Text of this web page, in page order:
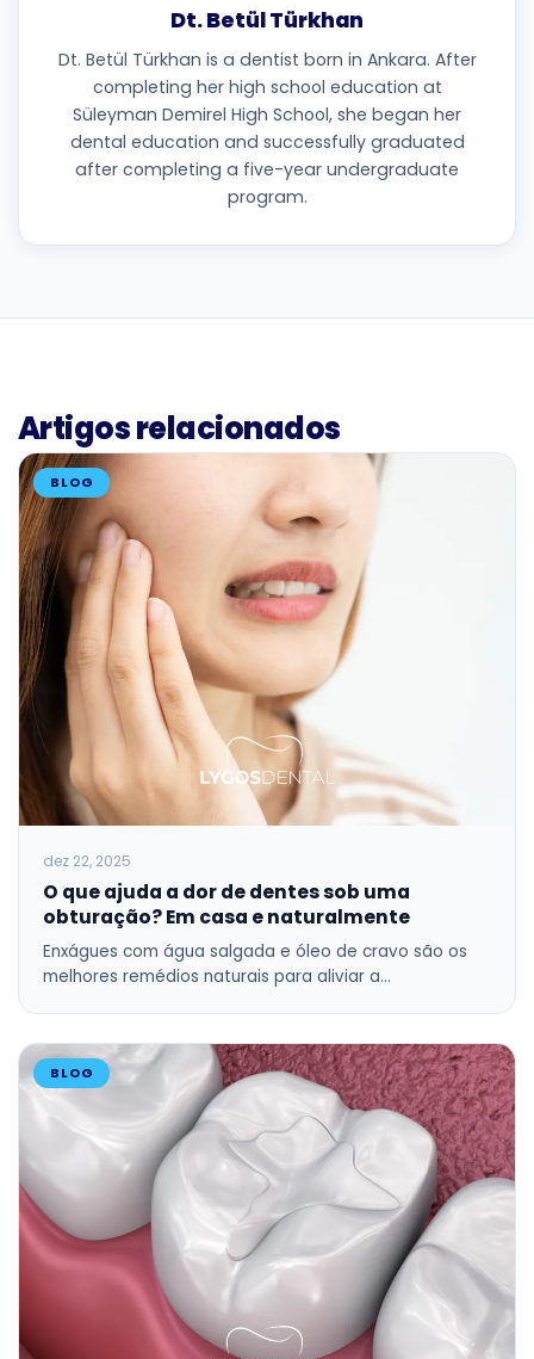
Dt. Betül Türkhan
Dt. Betül Türkhan is a dentist born in Ankara. After
completing her high school education at
Süleyman Demirel High School, she began her
dental education and successfully graduated
after completing a five-year undergraduate
program.
Artigos relacionados
BLOG
dez 22, 2025
O que ajuda a dor de dentes sob uma
obturação? Em casa e naturalmente
Enxágues com água salgada e óleo de cravo são os
melhores remédios naturais para aliviar a…
BLOG